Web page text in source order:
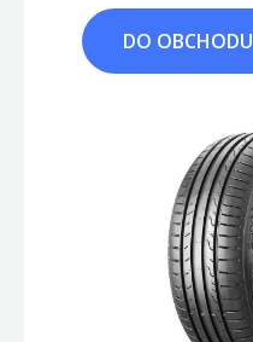
DO OBCHODU